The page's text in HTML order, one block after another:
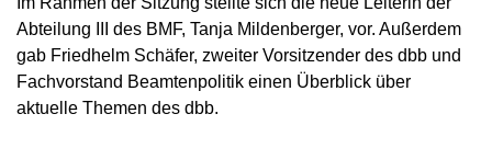
Abteilung III des BMF, Tanja Mildenberger, vor. Außerdem
gab Friedhelm Schäfer, zweiter Vorsitzender des dbb und
Fachvorstand Beamtenpolitik einen Überblick über
aktuelle Themen des dbb.